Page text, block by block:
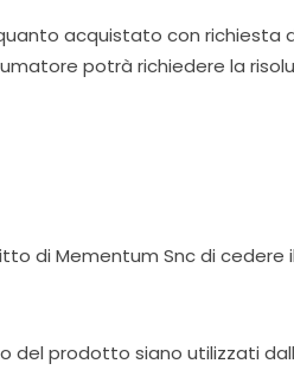
acquistato con richiesta
potrà richiedere la
di Mementum Snc di
del prodotto siano utilizzati